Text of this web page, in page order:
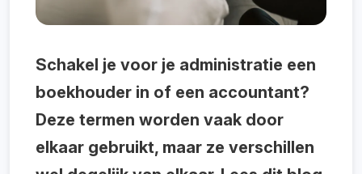
Schakel je voor je administratie een
boekhouder in of een accountant?
Deze termen worden vaak door
elkaar gebruikt, maar ze verschillen